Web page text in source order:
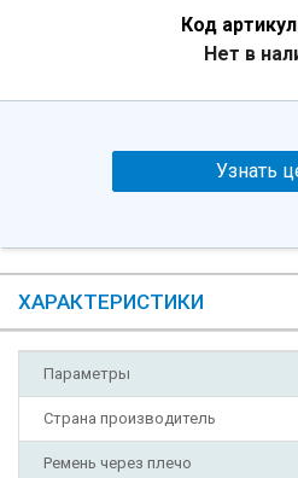
Код
Нет в
Узнать
ХАРАКТЕРИСТИКИ
Параметры
Страна производитель
Ремень через плечо